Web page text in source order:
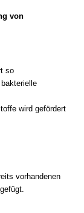
von
so
wird gefördert
vorhandenen